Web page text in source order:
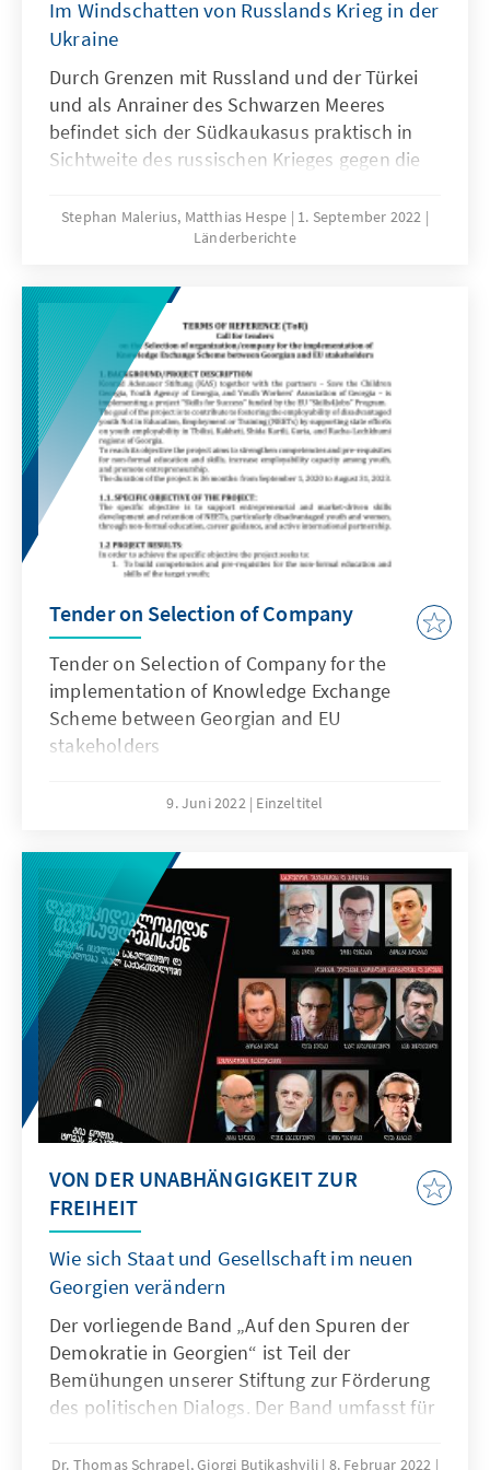
Im Windschatten von Russlands Krieg in der
Ukraine
Durch Grenzen mit Russland und der Türkei
und als Anrainer des Schwarzen Meeres
befindet sich der Südkaukasus praktisch in
Sichtweite des russischen Krieges gegen die
Region, anders als in Mittel- und Westeuropa,
nicht die hohen Gaspreise oder
Mittelpunkt der Diskussionen, sondern Fragen
der inneren und regionalen Sicherheit
angesichts unkontrollierter russischer
Migrantenströme vor allem nach Armenien
und Georgien sowie der Tatsache, dass
Russland in allen drei Ländern militärisch
präsent ist. Was werden die bestimmenden
Themen in Georgien, Armenien und
Aserbaidschan in diesem Herbst sein?
Stephan Malerius, Matthias Hespe
1. September 2022
Länderberichte
Tender on Selection of Company
Tender on Selection of Company for the
implementation of Knowledge Exchange
Scheme between Georgian and EU
stakeholders
9. Juni 2022 Einzeltitel
VON DER UNABHÄNGIGKEIT ZUR
FREIHEIT
Wie sich Staat und Gesellschaft im neuen
Georgien verändern
Der vorliegende Band „Auf den Spuren der
Demokratie in Georgien“ ist Teil der
Bemühungen unserer Stiftung zur Förderung
des politischen Dialogs. Der Band umfasst für
die weitestgehend im Jahr 2019 gehalten
Dr. Thomas Schrapel, Giorgi Butikashvili 8. Februar 2022